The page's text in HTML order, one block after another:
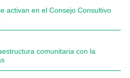
activan en el Consejo Consultivo
comunitaria con la